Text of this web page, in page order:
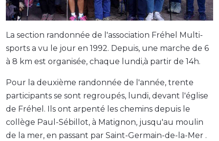
La section randonnée de l'association Fréhel Multi-
sports a vu le jour en 1992. Depuis, une marche de 6
à 8 km est organisée, chaque lundi,à partir de 14h.
Pour la deuxième randonnée de l'année, trente
participants se sont regroupés, lundi, devant l'église
de Fréhel. Ils ont arpenté les chemins depuis le
collège Paul-Sébillot, à Matignon, jusqu'au moulin
de la mer, en passant par Saint-Germain-de-la-Mer .